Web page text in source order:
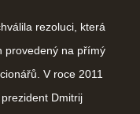
rezoluci, která
provedený na přímý
V roce 2011
Dmitrij